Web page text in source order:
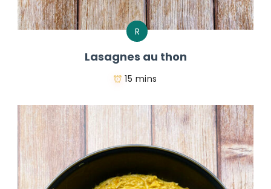
R
Lasagnes au thon
15 mins